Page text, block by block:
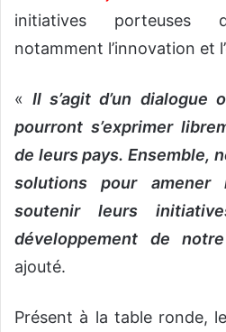
initiatives porteuses
notamment l’innovation et
«Il s’agit d’un dialogue
pourront s’exprimer
de leurs pays. Ensemble,
solutions pour amener
soutenir leurs
développement de
ajouté.
Présent à la table ronde,